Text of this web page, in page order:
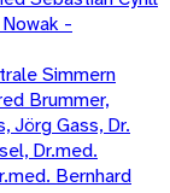
-
Simmern
Brummer,
Jörg Gass, Dr.
Dr.med.
Bernhard